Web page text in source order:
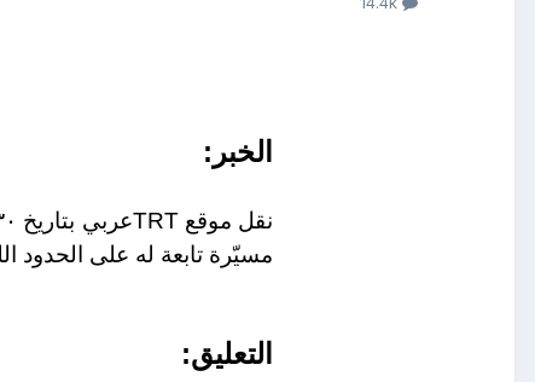
الخبر :
نقل موقع TRTعربي
مسيّرة تابعة له على الحدود
التعليق: